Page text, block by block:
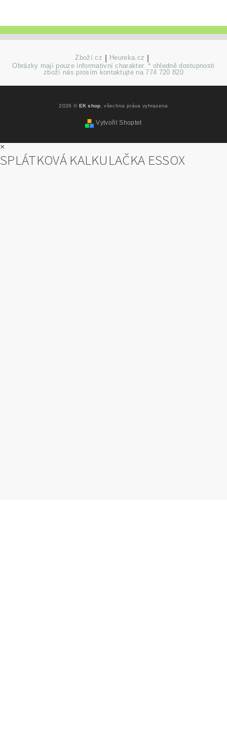
Zboží.cz Heureka.cz
Obrázky mají pouze informativní charakter. * ohledně dostupnosti
zboží nás prosím kontaktujte na 774 720 820
2026 © EK shop, všechna práva vyhrazena
Vytvořil Shoptet
×
SPLÁTKOVÁ KALKULAČKA ESSOX